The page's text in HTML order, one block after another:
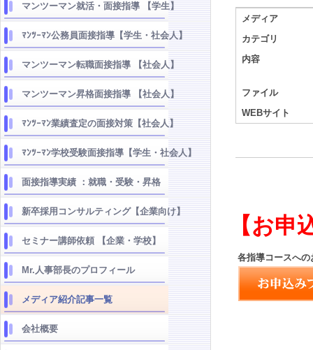
マンツーマン就活・面接指導 【学生】
ﾏﾝﾂｰﾏﾝ公務員面接指導【学生・社会人】
マンツーマン転職面接指導 【社会人】
マンツーマン昇格面接指導 【社会人】
ﾏﾝﾂｰﾏﾝ業績査定の面接対策【社会人】
ﾏﾝﾂｰﾏﾝ学校受験面接指導【学生・社会人】
面接指導実績 ：就職・受験・昇格
新卒採用コンサルティング【企業向け】
セミナー講師依頼 【企業・学校】
Mr.人事部長のプロフィール
メディア紹介記事一覧
会社概要
メディア
カテゴリ
内容
ファイル
WEBサイト
【お申
各指導コースへの